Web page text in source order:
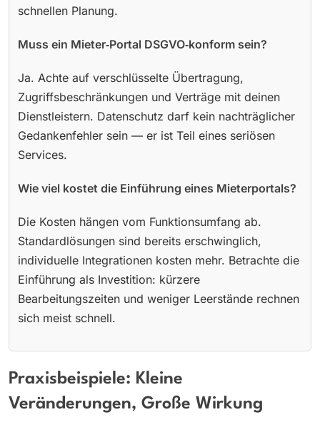
schnellen Planung.
Muss ein Mieter‑Portal DSGVO‑konform sein?
Ja. Achte auf verschlüsselte Übertragung,
Zugriffsbeschränkungen und Verträge mit deinen
Dienstleistern. Datenschutz darf kein nachträglicher
Gedankenfehler sein — er ist Teil eines seriösen
Services.
Wie viel kostet die Einführung eines Mieterportals?
Die Kosten hängen vom Funktionsumfang ab.
Standardlösungen sind bereits erschwinglich,
individuelle Integrationen kosten mehr. Betrachte die
Einführung als Investition: kürzere
Bearbeitungszeiten und weniger Leerstände rechnen
sich meist schnell.
Praxisbeispiele: Kleine
Veränderungen, Große Wirkung